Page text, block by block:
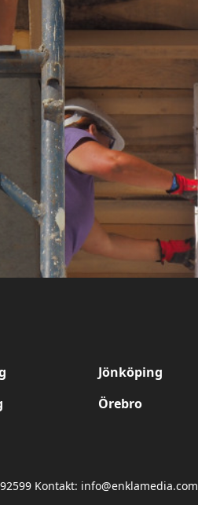
Jönköping
Örebro
Kontakt: info@enklamedia.com